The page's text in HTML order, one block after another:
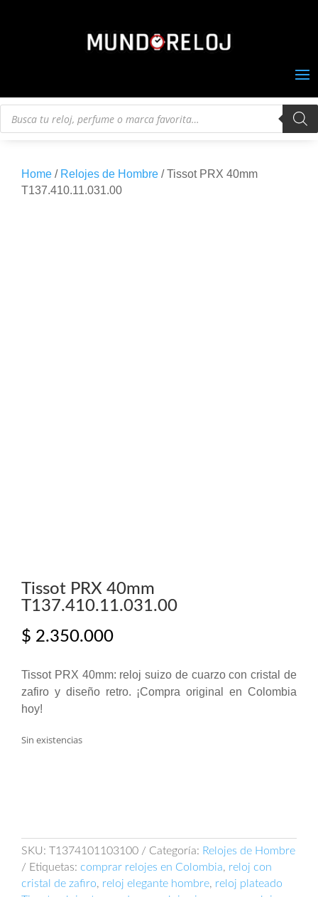
Búsqueda
Home / Relojes de Hombre / Tissot PRX 40mm
T137.410.11.031.00
Tissot PRX 40mm
T137.410.11.031.00
$ 2.350.000
Tissot PRX 40mm: reloj suizo de cuarzo con cristal de
zafiro y diseño retro. ¡Compra original en Colombia
hoy!
Sin existencias
SKU: T1374101103100 Categoría: Relojes de Hombre
Etiquetas: comprar relojes en Colombia, reloj con
cristal de zafiro, reloj elegante hombre, reloj plateado